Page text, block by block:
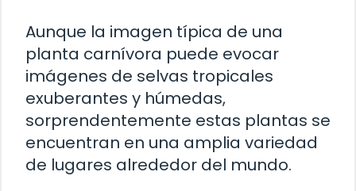
Aunque la imagen típica de una
planta carnívora puede evocar
imágenes de selvas tropicales
exuberantes y húmedas,
sorprendentemente estas plantas se
encuentran en una amplia variedad
de lugares alrededor del mundo.